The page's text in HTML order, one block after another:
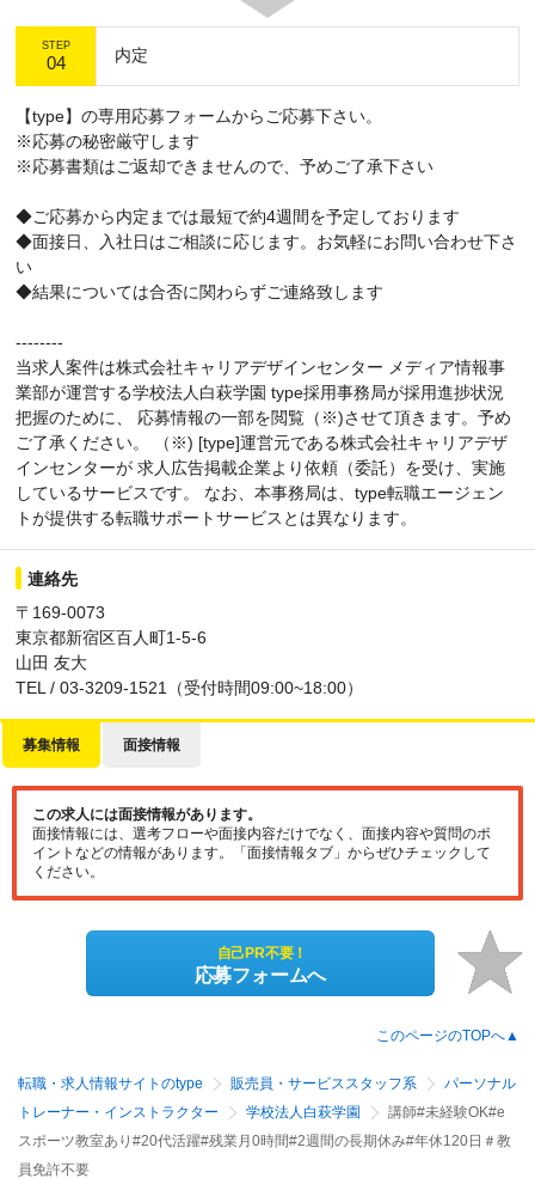
STEP
04 内定
【type】の専用応募フォームからご応募下さい。
※応募の秘密厳守します
※応募書類はご返却できませんので、予めご了承下さい
◆ご応募から内定までは最短で約4週間を予定しております
◆面接日、入社日はご相談に応じます。お気軽にお問い合わせ下さ
い
◆結果については合否に関わらずご連絡致します
--------
当求人案件は株式会社キャリアデザインセンター メディア情報事
業部が運営する学校法人白萩学園 type採用事務局が採用進捗状況
把握のために、 応募情報の一部を閲覧（※)させて頂きます。予め
ご了承ください。 （※) [type]運営元である株式会社キャリアデザ
インセンターが 求人広告掲載企業より依頼（委託）を受け、実施
しているサービスです。 なお、本事務局は、type転職エージェン
トが提供する転職サポートサービスとは異なります。
連絡先
〒169-0073
東京都新宿区百人町1-5-6
山田 友大
TEL / 03-3209-1521（受付時間09:00~18:00）
募集情報 面接情報
この求人には面接情報があります。
面接情報には、選考フローや面接内容だけでなく、面接内容や質問のポ
イントなどの情報があります。「面接情報タブ」からぜひチェックして
ください。
自己PR不要！
応募フォームへ
このページのTOPへ▲
転職・求人情報サイトのtype 販売員・サービススタッフ系
パーソナル
トレーナー・インストラクター
学校法人白萩学園
講師#未経験OK#e
スポーツ教室あり#20代活躍#残業月0時間#2週間の長期休み#年休120日＃教
員免許不要